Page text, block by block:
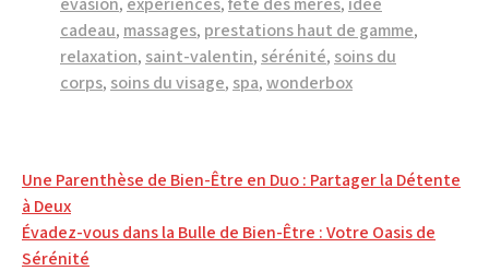
cadeau, massages, prestations haut de gamme,
relaxation, saint-valentin, sérénité, soins du
corps, soins du visage, spa,wonderbox
Navigation
de
l’article
Une Parenthèse de Bien-Être en Duo : Partager la Détente
à Deux
Évadez-vous dans la Bulle de Bien-Être : Votre Oasis de
Sérénité